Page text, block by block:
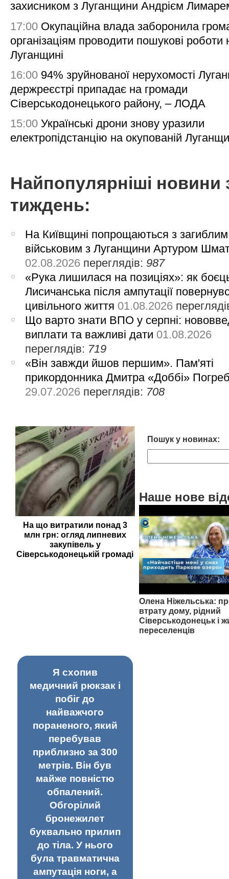
захисником з Луганщини Андрієм
17:00 Окупаційна влада заборонила
організаціям проводити пошукові роботи
Луганщині
16:00 94% зруйнованої нерухомості
держреєстрі припадає на громади
Сіверськодонецького району, – ЛОДА
15:00 Українські дрони знову уразили
електропідстанцію на окупованій
Найпопулярніші новини
тиждень:
На Київщині попрощаються з загиблим
військовим з Луганщини Артуром
02.08.2026 переглядів: 987
«Рука лишилася на позиціях»: як
Лисичанська після ампутації
цивільного життя 01.08.2026
Що варто знати ВПО у серпні:
виплати та важливі дати 01.08.2026
переглядів: 719
«Він завжди йшов першим». Пам'яті
прикордонника Дмитра «Доббі»
29.07.2026 переглядів: 708
На що витратили понад 3
млн грн: огляд липневих
закупівель у
Сіверськодонецькій громаді
Пошук у новинах:
Наше нове
Олена Ніжельська:
втрату дому, рідний
Сіверськодонецьк і
переселенців
Я схопив
медичний рюкзак і
побіг до
найважчого
пораненого, який
перебував
приблизно за 300
метрів. Він був
майже повністю
обпалений.
Обгорілий
бронежилет
буквально прилип
до тіла. У нього
була травматична
ампутація ноги, а